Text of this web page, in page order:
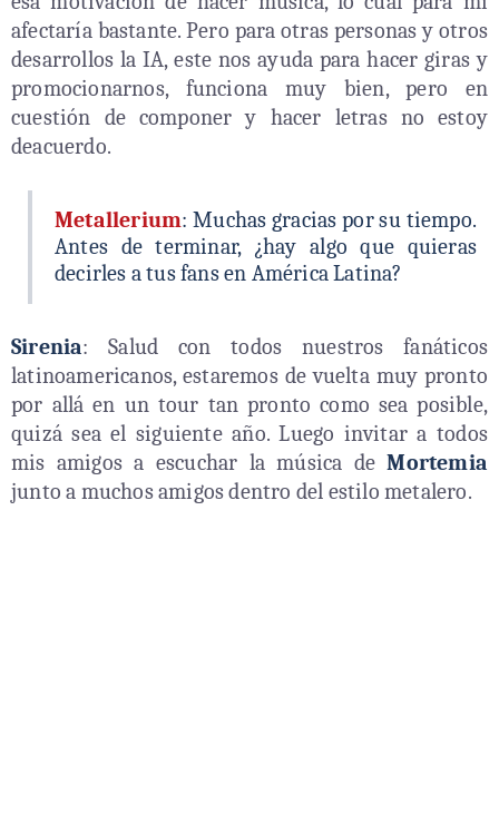
afectaría bastante. Pero para otras personas y otros
desarrollos la IA, este nos ayuda para hacer giras y
promocionarnos, funciona muy bien, pero en
cuestión de componer y hacer letras no estoy
deacuerdo.
Metallerium: Muchas gracias por su tiempo.
Antes de terminar, ¿hay algo que quieras
decirles a tus fans en América Latina?
Sirenia: Salud con todos nuestros fanáticos
latinoamericanos, estaremos de vuelta muy pronto
por allá en un tour tan pronto como sea posible,
quizá sea el siguiente año. Luego invitar a todos
mis amigos a escuchar la música deMortemia
junto a muchos amigos dentro del estilo metalero.